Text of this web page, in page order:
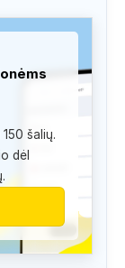
šalių.
dėl